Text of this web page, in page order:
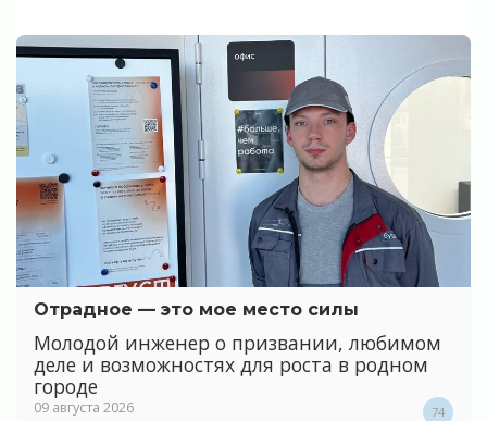
Отрадное — это мое место силы
Молодой инженер о призвании, любимом
деле и возможностях для роста в родном
городе
09 августа 2026 74